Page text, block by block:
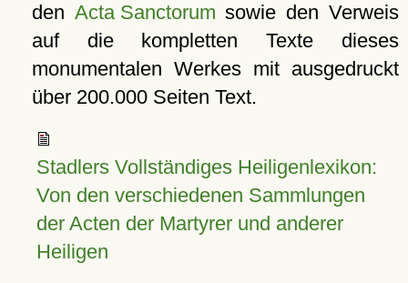
den Acta Sanctorum sowie den Verweis
auf die kompletten Texte dieses
monumentalen Werkes mit ausgedruckt
über 200.000 Seiten Text.
Stadlers Vollständiges Heiligenlexikon:
Von den verschiedenen Sammlungen
der Acten der Martyrer und anderer
Heiligen